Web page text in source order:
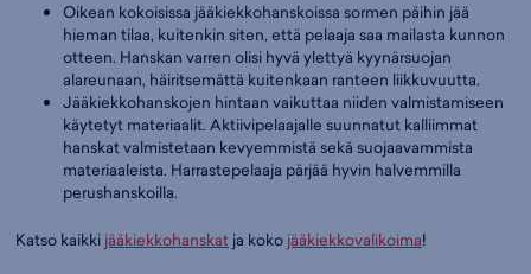
Oikean kokoisissa jääkiekkohanskoissa sormen päihin jää
hieman tilaa, kuitenkin siten, että pelaaja saa mailasta kunnon
otteen. Hanskan varren olisi hyvä ylettyä kyynärsuojan
alareunaan, häiritsemättä kuitenkaan ranteen liikkuvuutta.
Jääkiekkohanskojen hintaan vaikuttaa niiden valmistamiseen
käytetyt materiaalit. Aktiivipelaajalle suunnatut kalliimmat
hanskat valmistetaan kevyemmistä sekä suojaavammista
materiaaleista. Harrastepelaaja pärjää hyvin halvemmilla
perushanskoilla.
Katso kaikki jääkiekkohanskat ja koko jääkiekkovalikoima!